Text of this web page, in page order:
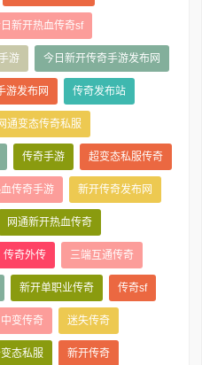
新开热血传奇sf
游 今日新开传奇手游发布网
游发布网 传奇发布站
通变态传奇私服
传奇手游 超变态私服传奇
传奇手游 新开传奇发布网
网通新开热血传奇
传奇外传 三端互通传奇
新开单职业传奇 传奇sf
中变传奇 迷失传奇
态私服 新开传奇